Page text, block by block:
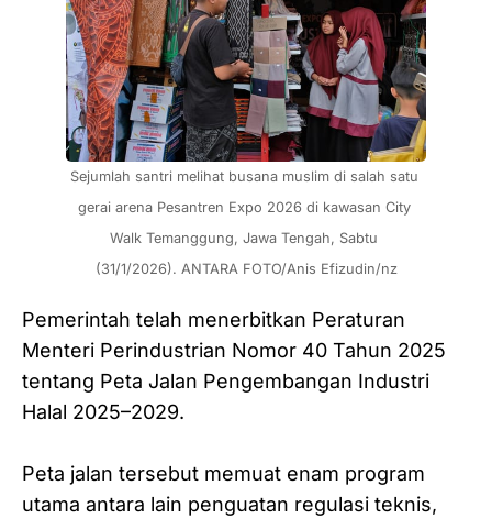
Sejumlah santri melihat busana muslim di salah satu
gerai arena Pesantren Expo 2026 di kawasan City
Walk Temanggung, Jawa Tengah, Sabtu
(31/1/2026). ANTARA FOTO/Anis Efizudin/nz
Pemerintah telah menerbitkan Peraturan
Menteri Perindustrian Nomor 40 Tahun 2025
tentang Peta Jalan Pengembangan Industri
Halal 2025–2029.
Peta jalan tersebut memuat enam program
utama antara lain penguatan regulasi teknis,